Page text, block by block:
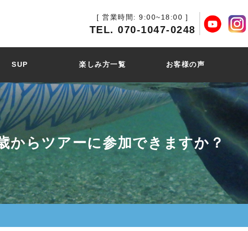
[ 営業時間: 9:00~18:00 ]
TEL. 070-1047-0248
SUP 楽しみ方一覧 お客様の声
からツアーに参加できますか？